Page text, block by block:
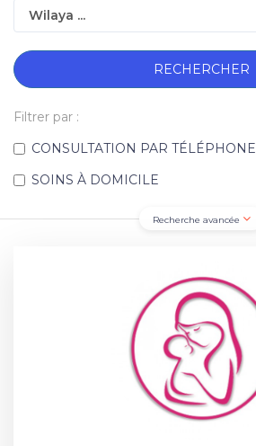
RECHERCHER
Filtrer par :
CONSULTATION PAR TÉLÉPHONE
SOINS À DOMICILE
Recherche avancée